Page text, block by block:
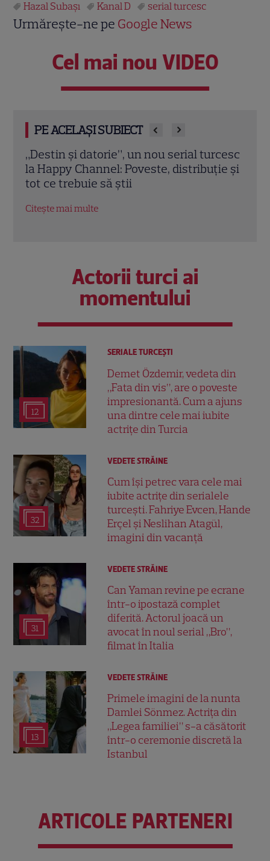
Hazal Subaşı Kanal D serial turcesc
Urmărește-ne pe Google News
Cel mai nou VIDEO
PE ACELAȘI SUBIECT
„Eu nu mă pot opri din fredonat!”
Andreea Mantea, anunț major despre
noul proiect Casa iubirii
Citește mai multe
Actorii turci ai
momentului
12
SERIALE TURCEŞTI
Demet Özdemir, vedeta din
„Fata din vis”, are o poveste
impresionantă. Cum a ajuns
una dintre cele mai iubite
actrițe din Turcia
32
VEDETE STRĂINE
Cum își petrec vara cele mai
iubite actrițe din serialele
turcești. Fahriye Evcen, Hande
Erçel și Neslihan Atagül,
imagini din vacanță
31
VEDETE STRĂINE
Can Yaman revine pe ecrane
într-o ipostază complet
diferită. Actorul joacă un
avocat în noul serial „Bro”,
filmat în Italia
13
VEDETE STRĂINE
Primele imagini de la nunta
Damlei Sönmez. Actrița din
„Legea familiei” s-a căsătorit
într-o ceremonie discretă la
Istanbul
ARTICOLE PARTENERI